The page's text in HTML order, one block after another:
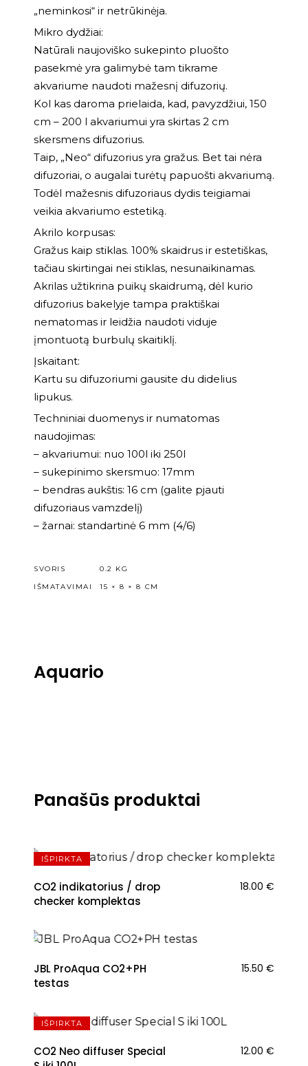
„neminkosi“ ir netrūkinėja.
Mikro dydžiai:
Natūrali naujoviško sukepinto pluošto
pasekmė yra galimybė tam tikrame
akvariume naudoti mažesnį difuzorių.
Kol kas daroma prielaida, kad, pavyzdžiui, 150
cm – 200 l akvariumui yra skirtas 2 cm
skersmens difuzorius.
Taip, „Neo“ difuzorius yra gražus. Bet tai nėra
difuzoriai, o augalai turėtų papuošti akvariumą.
Todėl mažesnis difuzoriaus dydis teigiamai
veikia akvariumo estetiką.
Akrilo korpusas:
Gražus kaip stiklas. 100% skaidrus ir estetiškas,
tačiau skirtingai nei stiklas, nesunaikinamas.
Akrilas užtikrina puikų skaidrumą, dėl kurio
difuzorius bakelyje tampa praktiškai
nematomas ir leidžia naudoti viduje
įmontuotą burbulų skaitiklį.
Įskaitant:
Kartu su difuzoriumi gausite du didelius
lipukus.
Techniniai duomenys ir numatomas
naudojimas:
– akvariumui: nuo 100l iki 250l
– sukepinimo skersmuo: 17mm
– bendras aukštis: 16 cm (galite pjauti
difuzoriaus vamzdelį)
– žarnai: standartinė 6 mm (4/6)
SVORIS
0.2 KG
IŠMATAVIMAI
15 × 8 × 8 CM
Aquario
Panašūs produktai
IŠPIRKTA
CO2 indikatorius / drop
checker komplektas
18.00 €
JBL ProAqua CO2+PH
testas
15.50 €
IŠPIRKTA
CO2 Neo diffuser Special
12.00 €